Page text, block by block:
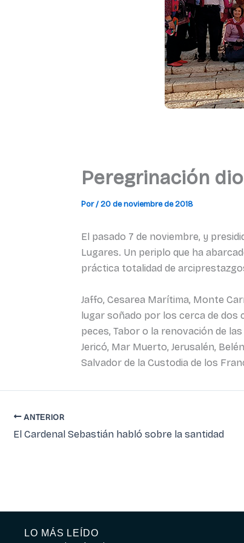
Peregrinación
Por/20 de noviembre de 2018
El pasado 7 de noviembre, y
Lugares. Un periplo que ha
práctica totalidad de
Jaffo, Cesarea Marítima, Monte
lugar soñado por los cerca de dos
peces, Tabor o la renovación de
Jericó, Mar Muerto, Jerusalén,
Salvador de la Custodia de los
ANTERIOR
El Cardenal Sebastián habló sobre la santidad
LO MÁS LEÍDO